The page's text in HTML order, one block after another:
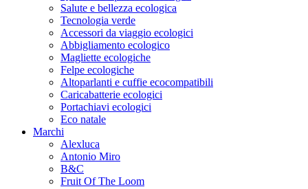
Salute e bellezza ecologica
Tecnologia verde
Accessori da viaggio ecologici
Abbigliamento ecologico
Magliette ecologiche
Felpe ecologiche
Altoparlanti e cuffie ecocompatibili
Caricabatterie ecologici
Portachiavi ecologici
Eco natale
Marchi
Alexluca
Antonio Miro
B&C
Fruit Of The Loom